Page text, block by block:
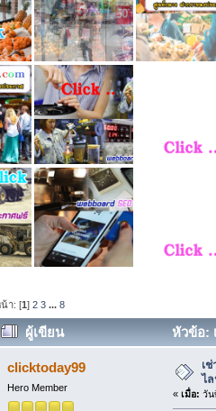
า: [1]2 3 ...8
ผู้เขียน
หัวข้อ:
ครั้ง)
clicktoday99
Hero Member
เ
ไ
« เมื่อ: วัน